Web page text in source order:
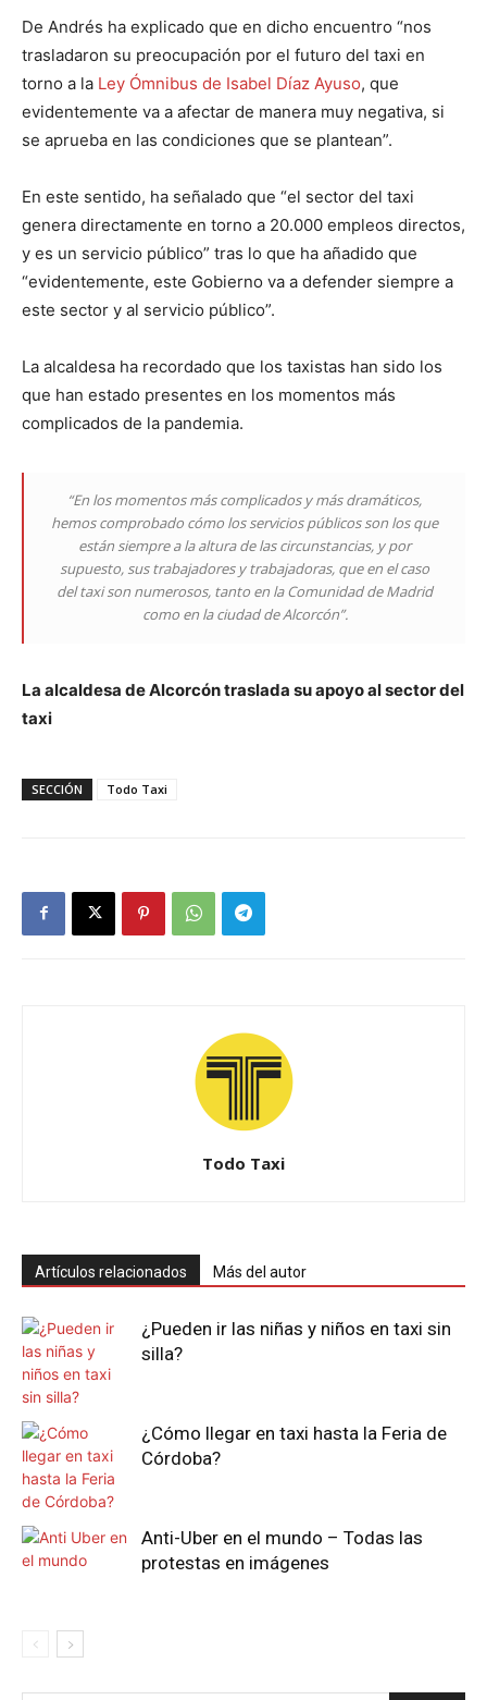
De Andrés ha explicado que en dicho encuentro “nos
trasladaron su preocupación por el futuro del taxi en
torno a la Ley Ómnibus de Isabel Díaz Ayuso, que
evidentemente va a afectar de manera muy negativa, si
se aprueba en las condiciones que se plantean”.
En este sentido, ha señalado que “el sector del taxi
genera directamente en torno a 20.000 empleos directos,
y es un servicio público” tras lo que ha añadido que
“evidentemente, este Gobierno va a defender siempre a
este sector y al servicio público”.
La alcaldesa ha recordado que los taxistas han sido los
que han estado presentes en los momentos más
complicados de la pandemia.
“En los momentos más complicados y más dramáticos,
hemos comprobado cómo los servicios públicos son los que
están siempre a la altura de las circunstancias, y por
supuesto, sus trabajadores y trabajadoras, que en el caso
del taxi son numerosos, tanto en la Comunidad de Madrid
como en la ciudad de Alcorcón”.
La alcaldesa de Alcorcón traslada su apoyo al sector del
taxi
SECCIÓN Todo Taxi
Todo Taxi
Artículos relacionados Más del autor
¿Pueden ir las niñas y niños en taxi sin
silla?
¿Cómo llegar en taxi hasta la Feria de
Córdoba?
Anti-Uber en el mundo – Todas las
protestas en imágenes